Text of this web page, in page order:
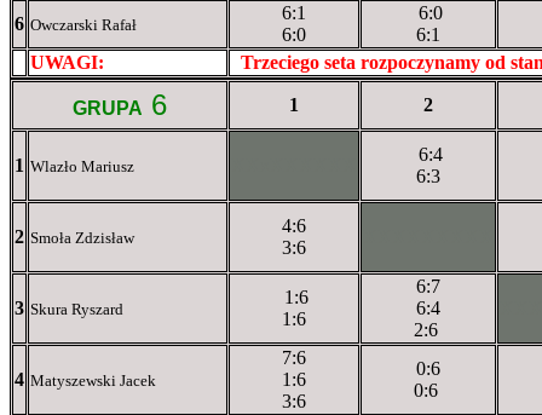
6 Owczarski Rafał
6:1
6:0
6:0
6:1
UWAGI:
Trzeciego seta rozpoczynamy od
GRUPA 6 1 2
1 Wlazło Mariusz
6:4
6:3
2 Smoła Zdzisław
4:6
3:6
3 Skura Ryszard
1:6
1:6
6:7
6:4
2:6
4 Matyszewski Jacek
7:6
1:6
3:6
0:6
0:6